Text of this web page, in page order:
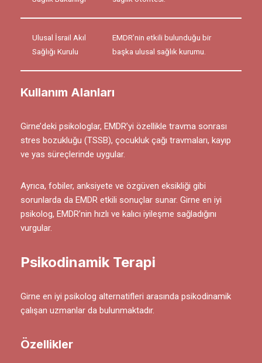
Ulusal İsrail Akıl
Sağlığı Kurulu
EMDR’nin etkili bulunduğu bir
başka ulusal sağlık kurumu.
Kullanım Alanları
Girne’deki psikologlar, EMDR’yi özellikle travma sonrası
stres bozukluğu (TSSB), çocukluk çağı travmaları, kayıp
ve yas süreçlerinde uygular.
Ayrıca, fobiler, anksiyete ve özgüven eksikliği gibi
sorunlarda da EMDR etkili sonuçlar sunar. Girne en iyi
psikolog, EMDR’nin hızlı ve kalıcı iyileşme sağladığını
vurgular.
Psikodinamik Terapi
Girne en iyi psikolog alternatifleri arasında psikodinamik
çalışan uzmanlar da bulunmaktadır.
Özellikler